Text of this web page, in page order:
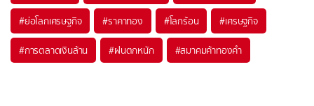
#ย่อโลกเศรษฐกิจ #ราคาทอง #โลกร้อน #เศรษฐกิจ
#การตลาดเงินล้าน #ฝนตกหนัก #สมาคมค้าทองคำ